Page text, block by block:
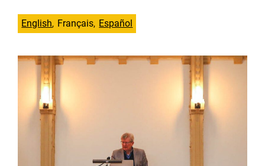
English Français Español